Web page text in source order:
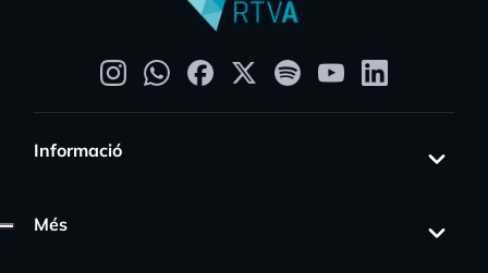
Informació
Més